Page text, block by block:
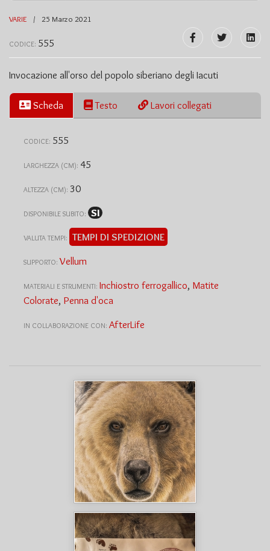
VARIE 25 Marzo 2021
CODICE: 555
Invocazione all'orso del popolo siberiano degli Iacuti
Scheda Testo Lavori collegati
CODICE: 555
LARGHEZZA (CM): 45
ALTEZZA (CM): 30
DISPONIBILE SUBITO: SI
VALUTA TEMPI: TEMPI DI SPEDIZIONE
SUPPORTO: Vellum
MATERIALI E STRUMENTI: Inchiostro ferrogallico, Matite
Colorate, Penna d'oca
IN COLLABORAZIONE CON: AfterLife